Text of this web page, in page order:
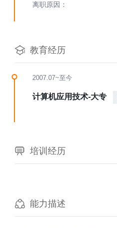
离职原因：
教育经历
2007.07~至今
计算机应用技术-大专
培训经历
能力描述